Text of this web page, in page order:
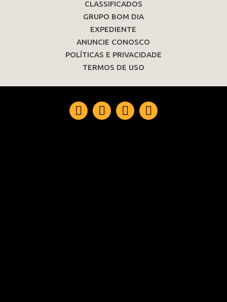
CLASSIFICADOS
GRUPO BOM DIA
EXPEDIENTE
ANUNCIE CONOSCO
POLÍTICAS E PRIVACIDADE
TERMOS DE USO